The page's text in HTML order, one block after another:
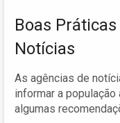
Boas
Notícias
As agências de
informar a
algumas